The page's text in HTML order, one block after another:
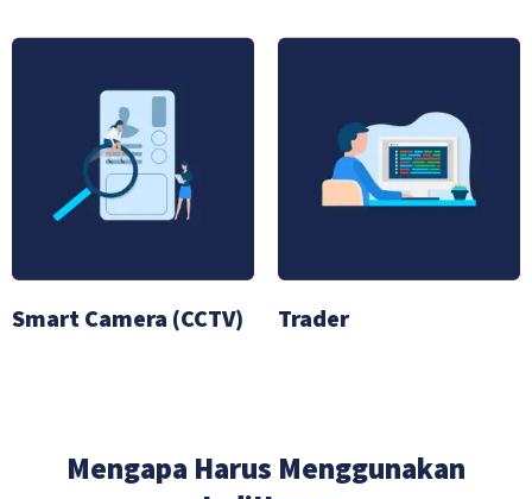
Smart Camera (CCTV) Trader
Mengapa Harus Menggunakan